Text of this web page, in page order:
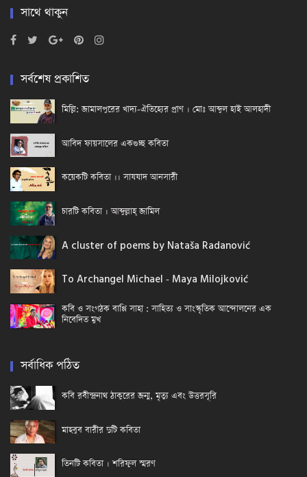
সাথে থাকুন
সর্বশেষ প্রকাশিত
মিল্লি: জামালপুরের খাদ্য-ঐতিহ্যের প্রাণ । মোঃ আব্দুল হাই আলহাদী
আবিদ ফায়সালের একগুচ্ছ কবিতা
কয়েকটি কবিতা ।। সাযযাদ আনসারী
চারটি কবিতা । আব্দুল্লাহ্ জামিল
A cluster of poems by Nataša Radanović
To Archangel Michael - Maya Milojković
কবি ও সংগঠক বাপ্পি সাহা : সাহিত্য ও সাংস্কৃতিক আন্দোলনের এক
নিবেদিত মুখ
সর্বাধিক পঠিত
কবি রবীন্দ্রনাথ ঠাকুরের জন্ম, মৃত্যু এবং উত্তরসূরি
মাহবুব বারীর দুটি কবিতা
তিনটি কবিতা । শরিফুল স্মরণ